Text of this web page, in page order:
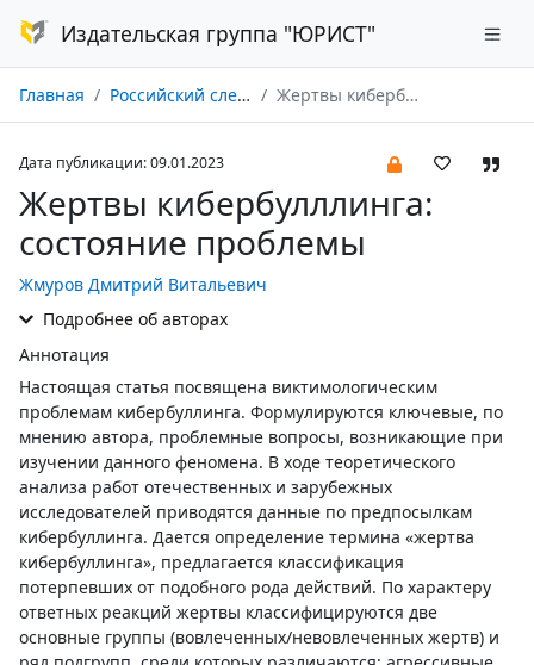
Издательская группа "ЮРИСТ"
Главная Российский следователь № 01/2023 Жертвы кибербулллинга: состояние проблемы
Дата публикации: 09.01.2023
Жертвы кибербулллинга:
состояние проблемы
Жмуров Дмитрий Витальевич
Подробнее об авторах
Аннотация
Настоящая статья посвящена виктимологическим
проблемам кибербуллинга. Формулируются ключевые, по
мнению автора, проблемные вопросы, возникающие при
изучении данного феномена. В ходе теоретического
анализа работ отечественных и зарубежных
исследователей приводятся данные по предпосылкам
кибербуллинга. Дается определение термина «жертва
кибербуллинга», предлагается классификация
потерпевших от подобного рода действий. По характеру
ответных реакций жертвы классифицируются две
основные группы (вовлеченных/невовлеченных жертв) и